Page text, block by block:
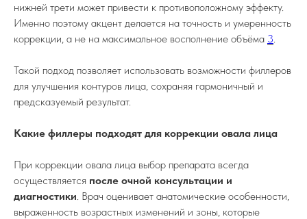
нижней трети может привести к противоположному эффекту.
Именно поэтому акцент делается на точность и умеренность
коррекции, а не на максимальное восполнение объёма 3.
Такой подход позволяет использовать возможности филлеров
для улучшения контуров лица, сохраняя гармоничный и
предсказуемый результат.
Какие филлеры подходят для коррекции овала лица
При коррекции овала лица выбор препарата всегда
осуществляется после очной консультации и
диагностики. Врач оценивает анатомические особенности,
выраженность возрастных изменений и зоны, которые